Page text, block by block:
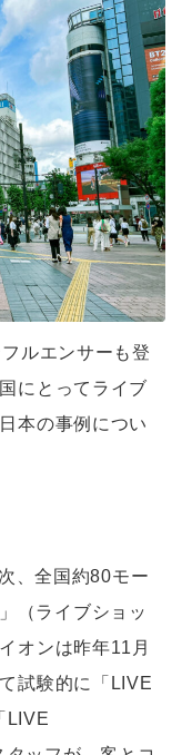
ルエンサーも登
にとってライブ
本の事例につい
、全国約80モー
（ライブショッ
オンは昨年11月
試験的に「LIVE
LIVE